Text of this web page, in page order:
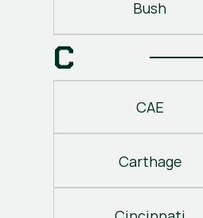
Bush
C
CAE
Carthage